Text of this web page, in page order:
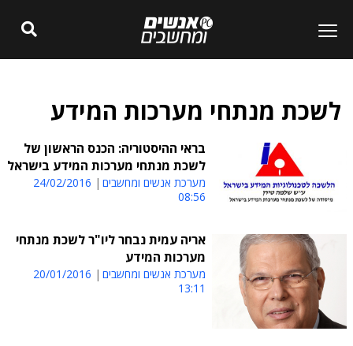
לשכת מנתחי מערכות המידע
בראי ההיסטוריה: הכנס הראשון של
לשכת מנתחי מערכות המידע בישראל
מערכת אנשים ומחשבים
24/02/2016
08:56
אריה עמית נבחר ליו"ר לשכת מנתחי
מערכות המידע
מערכת אנשים ומחשבים
20/01/2016
13:11